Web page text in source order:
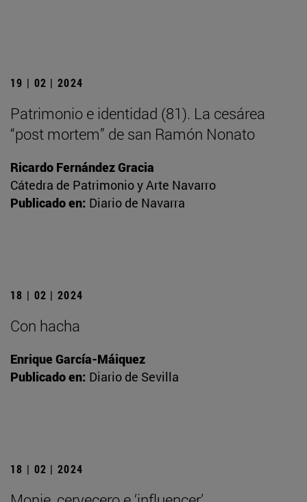
19 | 02 | 2024
Patrimonio e identidad (81). La cesárea
“post mortem” de san Ramón Nonato
Ricardo Fernández Gracia
Cátedra de Patrimonio y Arte Navarro
Publicado en: Diario de Navarra
18 | 02 | 2024
Con hacha
Enrique García-Máiquez
Publicado en: Diario de Sevilla
18 | 02 | 2024